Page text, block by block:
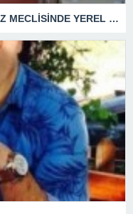
KUŞADASI TİCARET ODASI TEMMUZ MECLİSİNDE YEREL İŞLETMELERE ANLAMLI DESTEK